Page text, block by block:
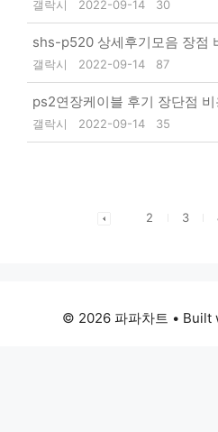
갤락시 2022-09-14 30
shs-p520 상세후기모음 장점
갤락시 2022-09-14 87
ps2연장케이블 후기 장단점
갤락시 2022-09-14 35
2 3
© 2026 파파차트 • Built